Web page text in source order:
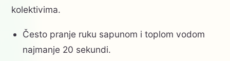
kolektivima.
Često pranje ruku sapunom i toplom vodom
najmanje 20 sekundi.